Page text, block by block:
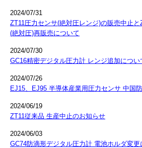
2024/07/31
ZT11圧力センサ(絶対圧レンジ)の販売中止
(絶対圧)再販売について
2024/07/30
GC16精密デジタル圧力計 レンジ追加につい
2024/07/26
EJ15、EJ95 半導体産業用圧力センサ 中国
2024/06/19
ZT11従来品 生産中止のお知らせ
2024/06/03
GC74防滴形デジタル圧力計 電池ホルダ変更